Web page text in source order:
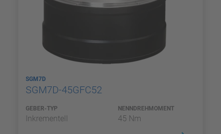
SGM7D
SGM7D-45GFC52
GEBER-TYP
Inkrementell
NENNDREHMOMENT
45 Nm